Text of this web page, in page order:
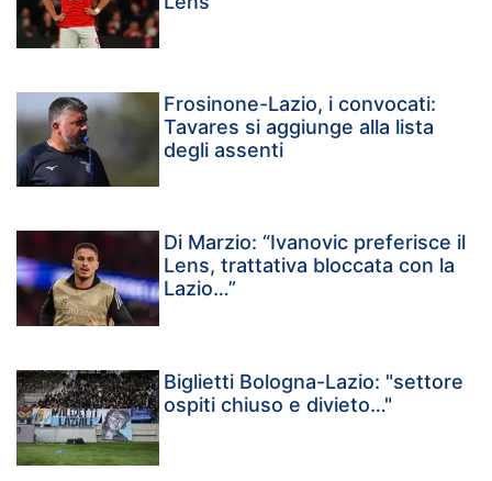
Frosinone-Lazio, i convocati:
Tavares si aggiunge alla lista
degli assenti
Di Marzio: “Ivanovic preferisce il
Lens, trattativa bloccata con la
Lazio…”
Biglietti Bologna-Lazio: "settore
ospiti chiuso e divieto…"